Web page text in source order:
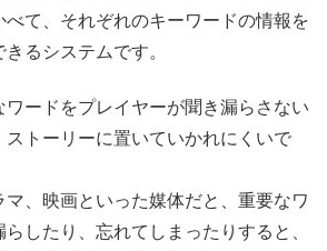
て、それぞれのキーワードの情報を
るシステムです。
ワードをプレイヤーが聞き漏らさない
ストーリーに置いていかれにくいで
マ、映画といった媒体だと、重要なワ
したり、忘れてしまったりすると、